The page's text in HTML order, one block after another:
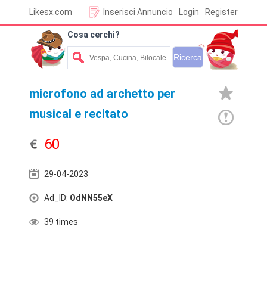
Likesx.com Login Register
Inserisci Annuncio
Cosa cerchi?
microfono ad archetto per
musical e recitato
60
29-04-2023
Ad_ID: OdNN55eX
39 times